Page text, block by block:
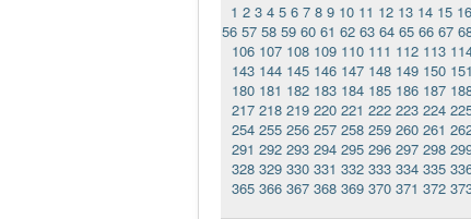
1 2 3 4 5 6 7 8 9 10 11 12 13 14 15 16
56 57 58 59 60 61 62 63 64 65 66 67
106 107 108 109 110 111 112 113
143 144 145 146 147 148 149 150 151
180 181 182 183 184 185 186 187
217 218 219 220 221 222 223 224
254 255 256 257 258 259 260 261
291 292 293 294 295 296 297 298
328 329 330 331 332 333 334 335
365 366 367 368 369 370 371 372